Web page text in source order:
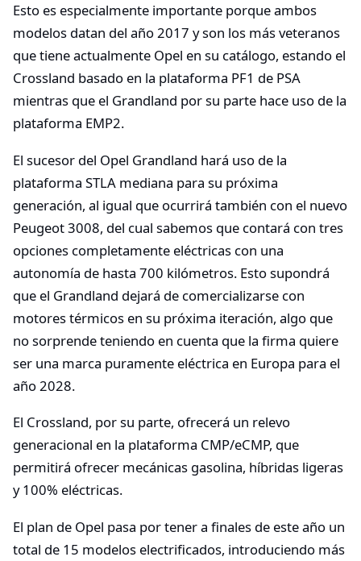
Esto es especialmente importante porque ambos
modelos datan del año 2017 y son los más veteranos
que tiene actualmente Opel en su catálogo, estando el
Crossland basado en la plataforma PF1 de PSA
mientras que el Grandland por su parte hace uso de la
plataforma EMP2.
El sucesor del Opel Grandland hará uso de la
plataforma STLA mediana para su próxima
generación, al igual que ocurrirá también con el nuevo
Peugeot 3008, del cual sabemos que contará con tres
opciones completamente eléctricas con una
autonomía de hasta 700 kilómetros. Esto supondrá
que el Grandland dejará de comercializarse con
motores térmicos en su próxima iteración, algo que
no sorprende teniendo en cuenta que la firma quiere
ser una marca puramente eléctrica en Europa para el
año 2028.
El Crossland, por su parte, ofrecerá un relevo
generacional en la plataforma CMP/eCMP, que
permitirá ofrecer mecánicas gasolina, híbridas ligeras
y 100% eléctricas.
El plan de Opel pasa por tener a finales de este año un
total de 15 modelos electrificados, introduciendo más